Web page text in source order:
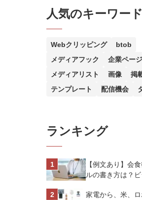
人気のキーワード
Webクリッピング
btob
メディアフック
企業ページ
メディアリスト
画像
掲
テンプレート
配信機会
ランキング
【例文あり】会
ルの書き方は？ビ
トを解説
家電から、米、ロ